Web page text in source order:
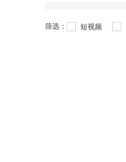
筛选： 短视频